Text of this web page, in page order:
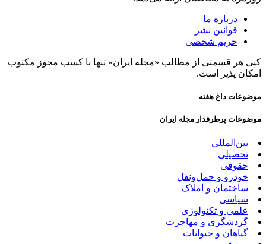
درباره ما
قوانین نشر
حریم شخصی
کپی هر قسمتی از مطالب «مجله ایران» تنها با کسب مجوز مکتوب
امکان پذیر است.
موضوعات داغ هفته
موضوعات پرطرفدار مجله ایران
بین‌المللی
تحصیلی
حقوقی
خودرو و حمل‌و‌نقل
ساختمان و املاک
سیاسی
علمی و تکنولوژی
گردشگری و مهاجرت
گیاهان و حیوانات